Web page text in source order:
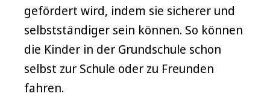
gefördert wird, indem sie sicherer und
selbstständiger sein können. So können
die Kinder in der Grundschule schon
selbst zur Schule oder zu Freunden
fahren.